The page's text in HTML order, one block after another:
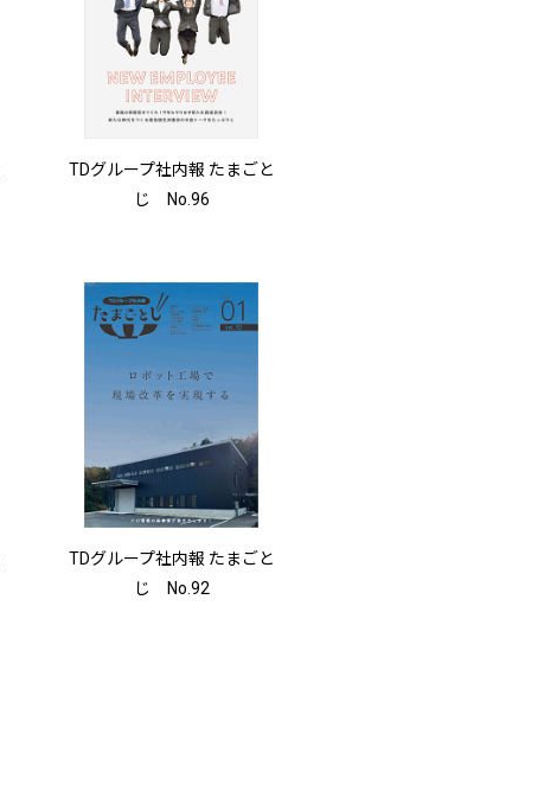
TDグループ社内報 たまごと
じ No.96
TDグループ社内報 たまごと
じ No.92